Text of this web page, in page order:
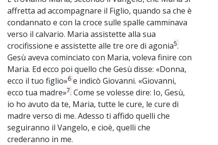
affretta ad accompagnare il Figlio, quando sa che è
condannato e con la croce sulle spalle camminava
verso il calvario. Maria assistette alla sua
crocifissione e assistette alle tre ore di agonia5.
Gesù aveva cominciato con Maria, voleva finire con
Maria. Ed ecco poi quello che Gesù disse: «Donna,
ecco il tuo figlio»6 e indicò Giovanni. «Giovanni,
ecco tua madre»7. Come se volesse dire: Io, Gesù,
io ho avuto da te, Maria, tutte le cure, le cure di
madre verso di me. Adesso ti affido quelli che
seguiranno il Vangelo, e cioè, quelli che
crederanno in me.